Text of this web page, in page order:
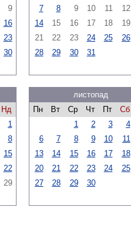
9
16
23
30
7
8 9 10 11 12
14
15 16 17 18 19
21
22 23 24 25 26
28
29 30 31
Нд
1
8
15
22
29
листопад
Пн
Вт Ср Чт Пт Сб
1
2 3 4
6
7 8 9 10 11
13
14 15 16 17 18
20
21 22 23 24 25
27
28 29 30